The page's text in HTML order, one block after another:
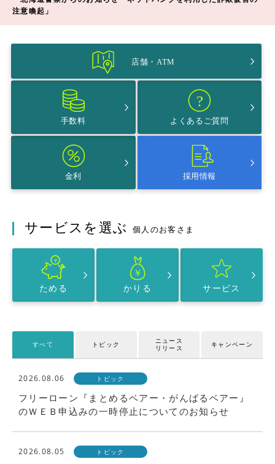
注意喚起」
店舗・ATM
手数料 よくあるご質問
金利 採用情報
サービスを選ぶ 個人のお客さま
ためる かりる サービス
すべて トピック
ニュース
リリース
キャンペーン
2026.08.06 トピック
フリーローン『まとめるベアー・がんばるベアー』
のＷＥＢ申込みの一時停止についてのお知らせ
2026.08.05 トピック